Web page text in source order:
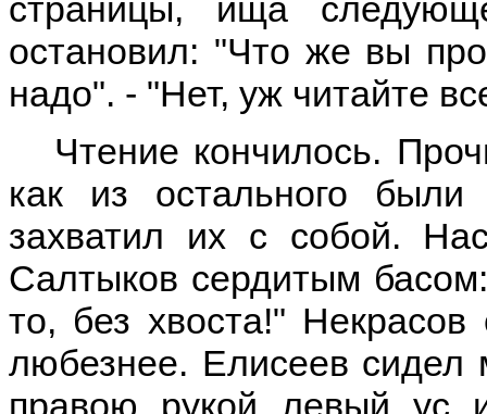
страницы, ища
остановил: "Что же вы
надо". - "Нет, уж читайте
Чтение кончилось.
как из остального
захватил их с собой.
Салтыков сердитым
то, без хвоста!"
любезнее. Елисеев сидел
правою рукой левый ус